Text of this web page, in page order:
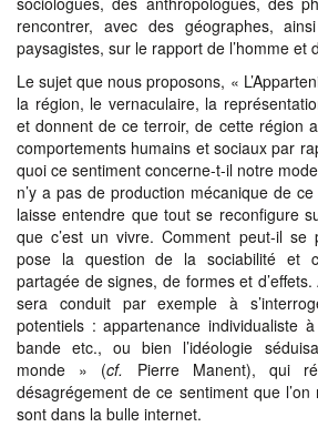
rencontrer, avec des géographes,
paysagistes, sur le rapport de l’homme et
Le sujet que nous proposons, «
la région, le vernaculaire, la
et donnent de ce terroir, de cette région
comportements humains et sociaux par
quoi ce sentiment concerne-t-il notre
n’y a pas de production mécanique de ce
laisse entendre que tout se reconfigure
que c’est un vivre. Comment peut-il se
pose la question de la sociabilité et
partagée de signes, de formes et
sera conduit par exemple à
potentiels : appartenance individualiste
bande etc., ou bien l’idéologie
monde » (cf. Pierre Manent), qui
désagrégement de ce sentiment que
sont dans la bulle internet.